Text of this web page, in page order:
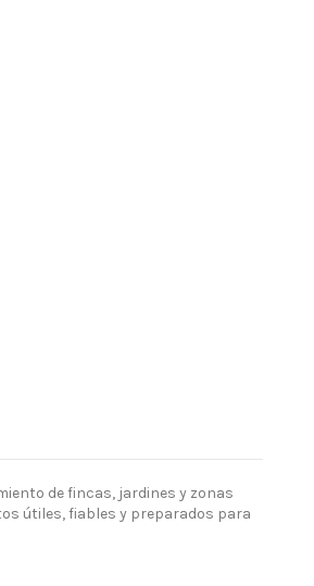
de fincas, jardines y zonas
útiles, fiables y preparados para